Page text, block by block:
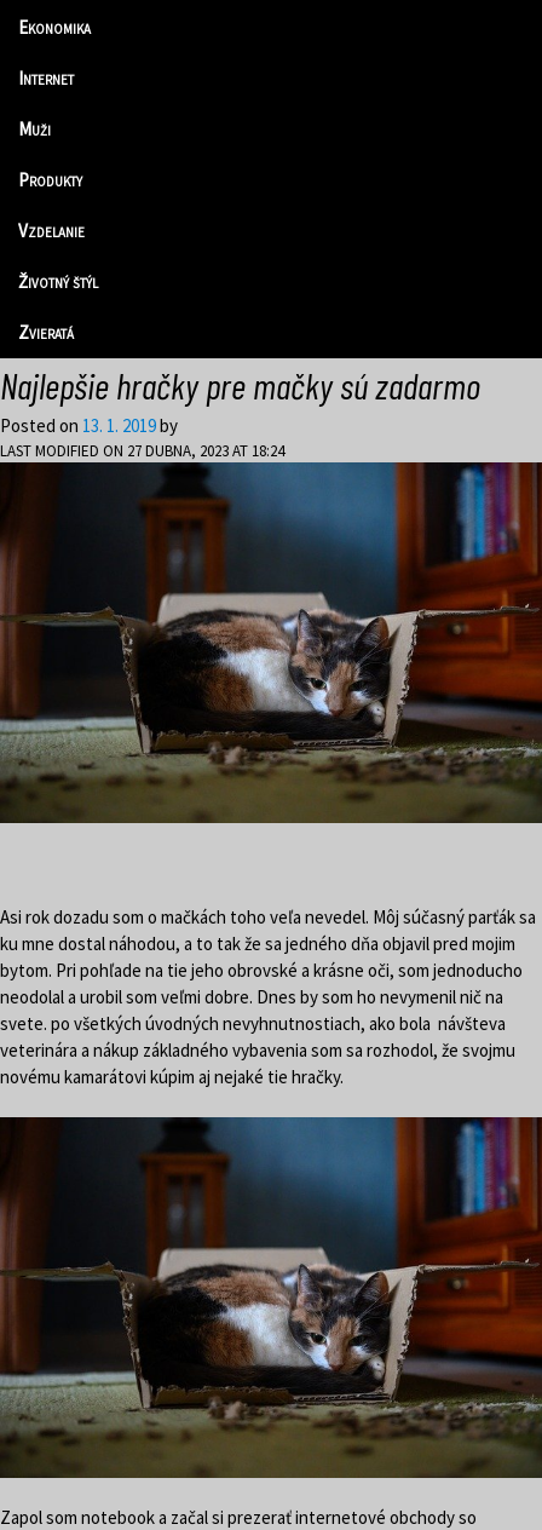
Ekonomika
Internet
Muži
Produkty
Vzdelanie
Životný štýl
Zvieratá
Najlepšie hračky pre mačky sú zadarmo
Posted on 13. 1. 2019by
LAST MODIFIED ON 27 DUBNA, 2023 AT 18:24
Asi rok dozadu som o mačkách toho veľa nevedel. Môj súčasný parťák sa
ku mne dostal náhodou, a to tak že sa jedného dňa objavil pred mojim
bytom. Pri pohľade na tie jeho obrovské a krásne oči, som jednoducho
neodolal a urobil som veľmi dobre. Dnes by som ho nevymenil nič na
svete. po všetkých úvodných nevyhnutnostiach, ako bola návšteva
veterinára a nákup základného vybavenia som sa rozhodol, že svojmu
novému kamarátovi kúpim aj nejaké tie hračky.
Zapol som notebook a začal si prezerať internetové obchody so